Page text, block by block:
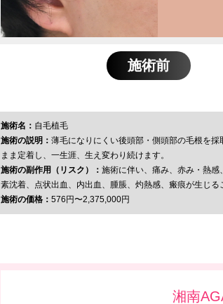
施術前
施術名： 自毛植毛
施術の説明： 薄毛になりにくい後頭部・側頭部の毛根を
まま定着し、一生涯、生え変わり続けます。
施術の副作用（リスク）： 施術に伴い、痛み、赤み・熱
素沈着、点状出血、内出血、腫脹、灼熱感、瘢痕が生じる
施術の価格： 576円〜2,375,000円
湘南